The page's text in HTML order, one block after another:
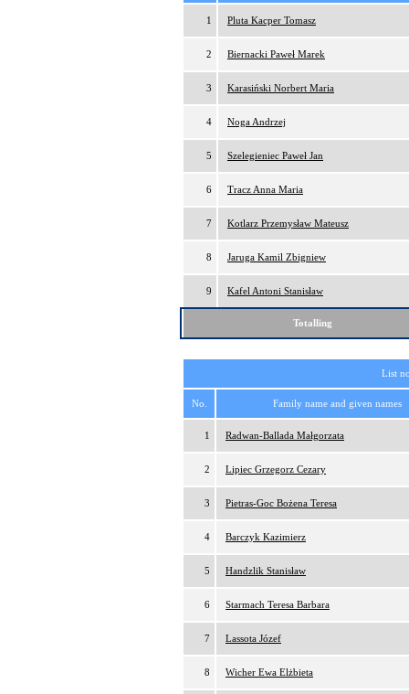
1 Pluta Kacper Tomasz
2 Biernacki Paweł Marek
3 Karasiński Norbert Maria
4 Noga Andrzej
5 Szelegieniec Paweł Jan
6 Tracz Anna Maria
7 Kotlarz Przemysław Mateusz
8 Jaruga Kamil Zbigniew
9 Kafel Antoni Stanisław
Totalling
List
No. Family name and given names
1 Radwan-Ballada Małgorzata
2 Lipiec Grzegorz Cezary
3 Pietras-Goc Bożena Teresa
4 Barczyk Kazimierz
5 Handzlik Stanisław
6 Starmach Teresa Barbara
7 Lassota Józef
8 Wicher Ewa Elżbieta